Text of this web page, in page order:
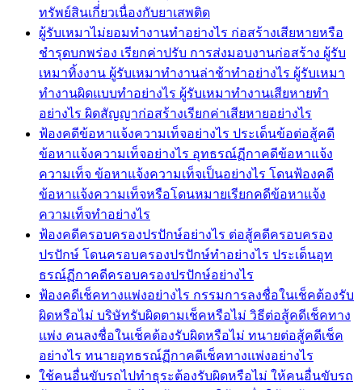
ทรัพย์สินเกี่่ยวเนื่องกับยาเสพติด
ผู้รับเหมาไม่ยอมทำงานทำอย่างไร ก่อสร้างเสียหายหรือ
ชำรุดบกพร่อง เรียกค่าปรับ การส่งมอบงานก่อสร้าง ผู้รับ
เหมาทิ้งงาน ผู้รับเหมาทำงานล่าช้าทำอย่างไร ผู้รับเหมา
ทำงานผิดแบบทำอย่างไร ผู้รับเหมาทำงานเสียหายทำ
อย่างไร ผิดสัญญาก่อสร้างเรียกค่าเสียหายอย่างไร
ฟ้องคดีข้อหาแจ้งความเท็จอย่างไร ประเด็นข้อต่อสู้คดี
ข้อหาแจ้งความเท็จอย่างไร อุทธรณ์ฏีกาคดีข้อหาแจ้ง
ความเท็จ ข้อหาแจ้งความเท็จเป็นอย่างไร โดนฟ้องคดี
ข้อหาแจ้งความเท็จหรือโดนหมายเรียกคดีข้อหาแจ้ง
ความเท็จทำอย่างไร
ฟ้องคดีครอบครองปรปักษ์อย่างไร ต่อสู้คดีครอบครอง
ปรปักษ์ โดนครอบครองปรปักษ์ทำอย่างไร ประเด็นอุท
ธรณ์ฏีกาคดีครอบครองปรปักษ์อย่างไร
ฟ้องคดีเช็คทางแพ่งอย่างไร กรรมการลงชื่อในเช็คต้องรับ
ผิดหรือไม่ บริษัทรับผิดตามเช็คหรือไม่ วิธีต่อสู้คดีเช็คทาง
แพ่ง คนลงชื่อในเช็คต้องรับผิดหรือไม่ ทนายต่อสู้คดีเช็ค
อย่างไร ทนายอุทธรณ์ฏีกาคดีเช็คทางแพ่งอย่างไร
ใช้คนอื่นขับรถไปทำธุระต้องรับผิดหรือไม่ ให้คนอื่นขับรถ